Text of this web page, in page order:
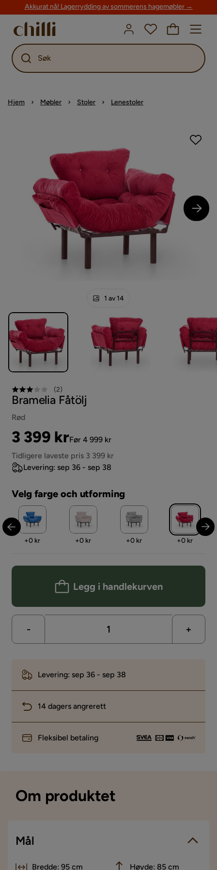
Akkurat nå! Lagerrydding av sommerens hagemøbler →
Søk
Hjem Møbler Stoler Lenestoler
1 av 14
(2)
Bramelia Fåtölj
Rød
Pris
3 399 kr
Original
Pris
Før 4 999 kr
Tidligere laveste pris 3 399 kr
Levering: sep 36 - sep 38
Velg farge och utforming
Pris
+0 kr Pris
+0 kr Pris
+0 kr Pris
+0 kr
Legg i handlekurven
- +
Levering: sep 36 - sep 38
14 dagers angrerett
Fleksibel betaling
Om produktet
Mål
Bredde: 95 cm Høyde: 85 cm